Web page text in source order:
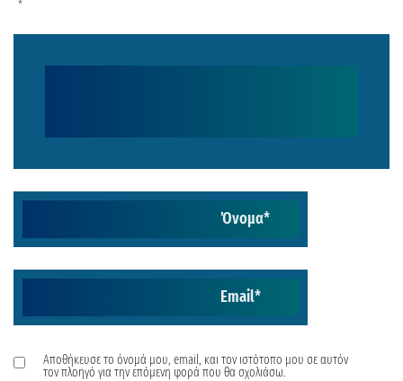
*
Όνομα*
Email*
Αποθήκευσε το όνομά μου, email, και τον ιστότοπο μου σε αυτόν
τον πλοηγό για την επόμενη φορά που θα σχολιάσω.